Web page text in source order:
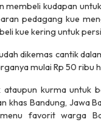
membeli kudapan
pedagang kue
kue kering untuk
dikemas cantik
mulai Rp 50 ribu
ataupun kurma untuk
khas Bandung, Jawa
favorit warga